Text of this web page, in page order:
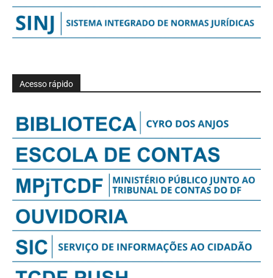
Acesso rápido